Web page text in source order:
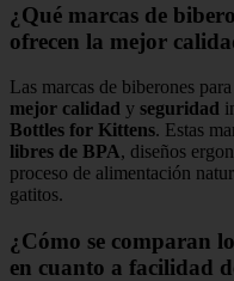
¿Qué marcas de
ofrecen la mejor
Las marcas de biberones
mejor calidad y seguridad
Bottles for Kittens. Estas
libres de BPA, diseños
proceso de alimentación
gatitos.
¿Cómo se comparan
en cuanto a facilidad